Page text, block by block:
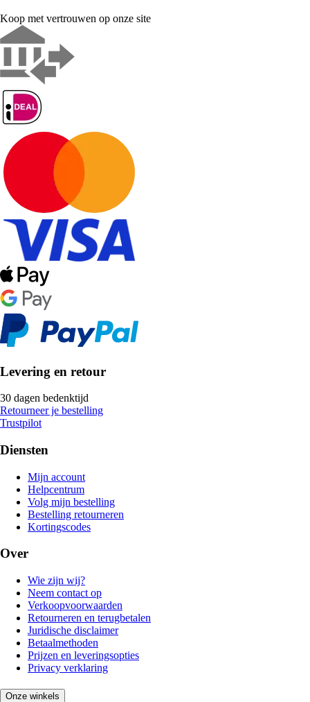
Koop met vertrouwen op onze site
Levering en retour
30 dagen bedenktijd
Retourneer je bestelling
Trustpilot
Diensten
Mijn account
Helpcentrum
Volg mijn bestelling
Bestelling retourneren
Kortingscodes
Over
Wie zijn wij?
Neem contact op
Verkoopvoorwaarden
Retourneren en terugbetalen
Juridische disclaimer
Betaalmethoden
Prijzen en leveringsopties
Privacy verklaring
Onze winkels